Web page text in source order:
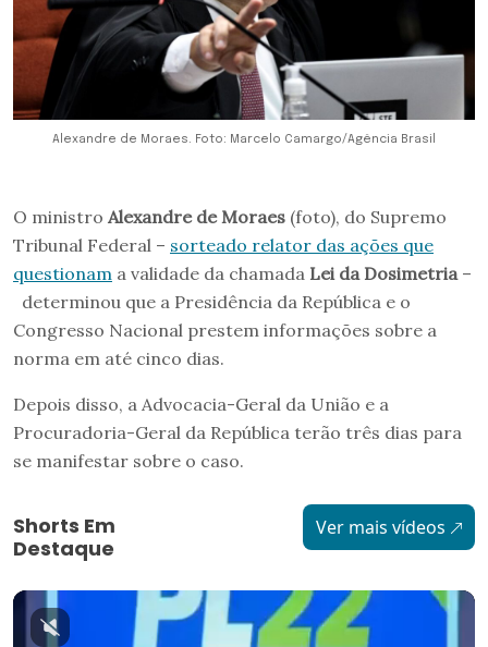
Alexandre de Moraes. Foto: Marcelo Camargo/Agência Brasil
O ministro Alexandre de Moraes (foto), do Supremo
Tribunal Federal – sorteado relator das ações que
questionam a validade da chamada Lei da Dosimetria –
determinou que a Presidência da República e o
Congresso Nacional prestem informações sobre a
norma em até cinco dias.
Depois disso, a Advocacia-Geral da União e a
Procuradoria-Geral da República terão três dias para
se manifestar sobre o caso.
Shorts Em
Destaque
Ver mais vídeos